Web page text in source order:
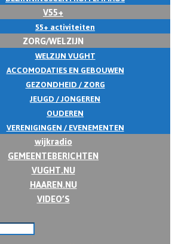
V55+
55+ activiteiten
ZORG/WELZIJN
WELZIJN VUGHT
ACCOMODATIES EN GEBOUWEN
GEZONDHEID / ZORG
JEUGD / JONGEREN
OUDEREN
VERENIGINGEN / EVENEMENTEN
wijkradio
GEMEENTEBERICHTEN
VUGHT.NU
HAAREN.NU
VIDEO’S